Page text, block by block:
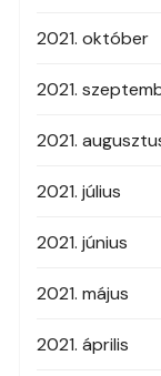
2021. október
2021.
2021.
2021. július
2021. június
2021. május
2021. április